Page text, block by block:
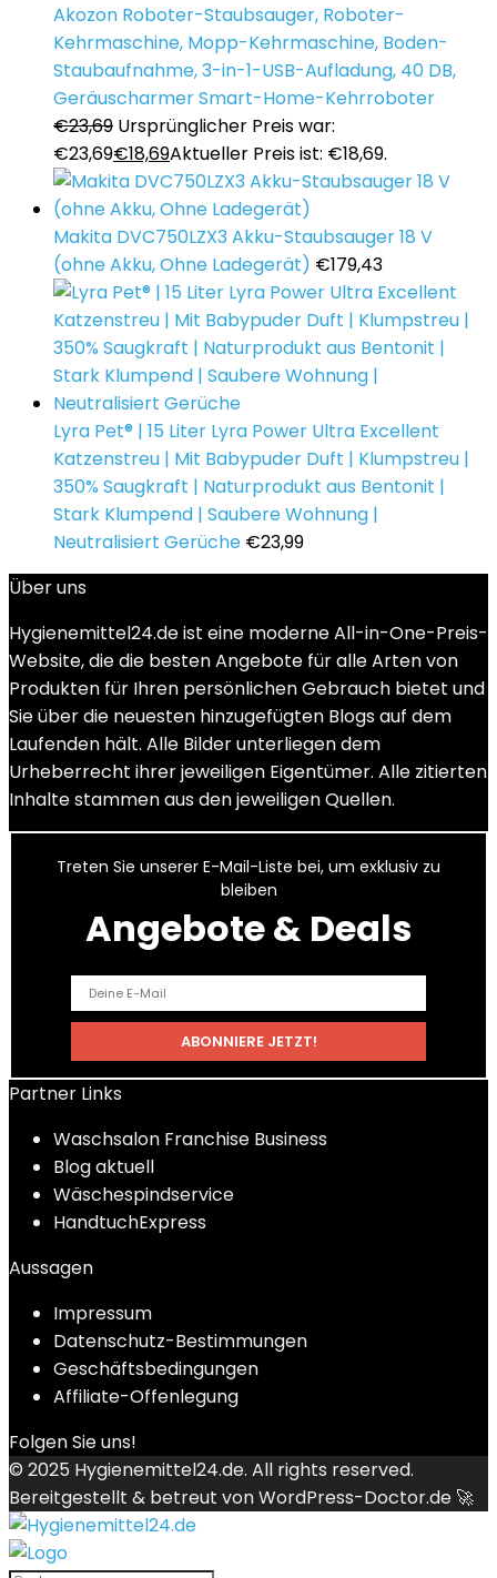
Akozon Roboter-Staubsauger, Roboter-
Kehrmaschine, Mopp-Kehrmaschine, Boden-
Staubaufnahme, 3-in-1-USB-Aufladung, 40 DB,
Geräuscharmer Smart-Home-Kehrroboter
€23,69 Ursprünglicher Preis war:
€23,69€18,69Aktueller Preis ist: €18,69.
Makita DVC750LZX3 Akku-Staubsauger 18 V
(ohne Akku, Ohne Ladegerät) €179,43
Lyra Pet® | 15 Liter Lyra Power Ultra Excellent
Katzenstreu | Mit Babypuder Duft | Klumpstreu |
350% Saugkraft | Naturprodukt aus Bentonit |
Stark Klumpend | Saubere Wohnung |
Neutralisiert Gerüche €23,99
Über uns
Hygienemittel24.de ist eine moderne All-in-One-Preis-
Website, die die besten Angebote für alle Arten von
Produkten für Ihren persönlichen Gebrauch bietet und
Sie über die neuesten hinzugefügten Blogs auf dem
Laufenden hält. Alle Bilder unterliegen dem
Urheberrecht ihrer jeweiligen Eigentümer. Alle zitierten
Inhalte stammen aus den jeweiligen Quellen.
Treten Sie unserer E-Mail-Liste bei, um exklusiv zu
bleiben
Angebote & Deals
Partner Links
Waschsalon Franchise Business
Blog aktuell
Wäschespindservice
HandtuchExpress
Aussagen
Impressum
Datenschutz-Bestimmungen
Geschäftsbedingungen
Affiliate-Offenlegung
Folgen Sie uns!
© 2025 Hygienemittel24.de. All rights reserved.
Bereitgestellt & betreut vonWordPress-Doctor.de 🚀